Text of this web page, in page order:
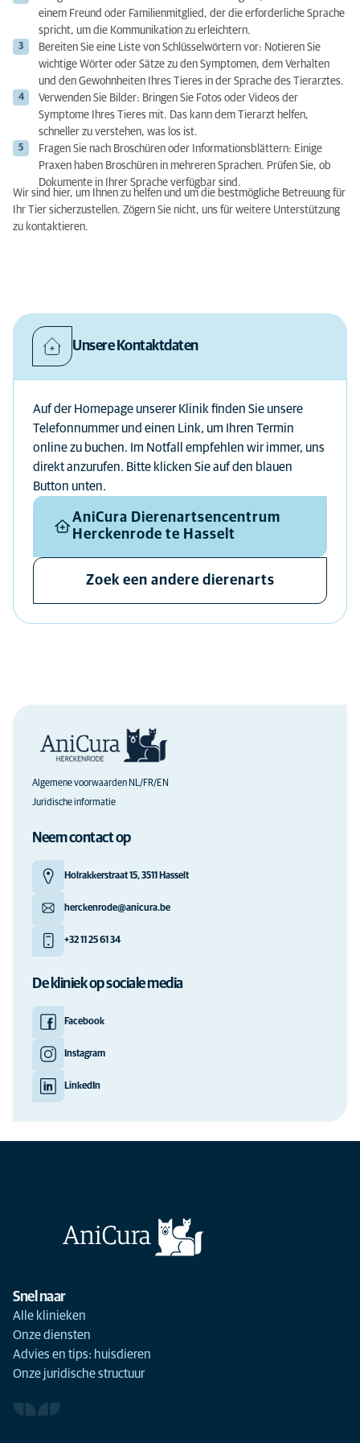
einem Freund oder Familienmitglied, der die erforderliche Sprache
spricht, um die Kommunikation zu erleichtern.
Bereiten Sie eine Liste von Schlüsselwörtern vor: Notieren Sie
wichtige Wörter oder Sätze zu den Symptomen, dem Verhalten
und den Gewohnheiten Ihres Tieres in der Sprache des Tierarztes.
Verwenden Sie Bilder: Bringen Sie Fotos oder Videos der
Symptome Ihres Tieres mit. Das kann dem Tierarzt helfen,
schneller zu verstehen, was los ist.
Fragen Sie nach Broschüren oder Informationsblättern: Einige
Praxen haben Broschüren in mehreren Sprachen. Prüfen Sie, ob
Dokumente in Ihrer Sprache verfügbar sind.
Wir sind hier, um Ihnen zu helfen und um die bestmögliche Betreuung für
Ihr Tier sicherzustellen. Zögern Sie nicht, uns für weitere Unterstützung
zu kontaktieren.
Unsere Kontaktdaten
Auf der Homepage unserer Klinik finden Sie unsere
Telefonnummer und einen Link, um Ihren Termin
online zu buchen. Im Notfall empfehlen wir immer, uns
direkt anzurufen. Bitte klicken Sie auf den blauen
Button unten.
AniCura Dierenartsencentrum
Herckenrode te Hasselt
Zoek een andere dierenarts
Algemene voorwaarden NL/FR/EN
Juridische informatie
Neem contact op
Holrakkerstraat 15, 3511 Hasselt
herckenrode@anicura.be
+32 11 25 61 34
De kliniek op sociale media
Facebook
Instagram
LinkedIn
Snel naar
Alle klinieken
Onze diensten
Advies en tips: huisdieren
Onze juridische structuur